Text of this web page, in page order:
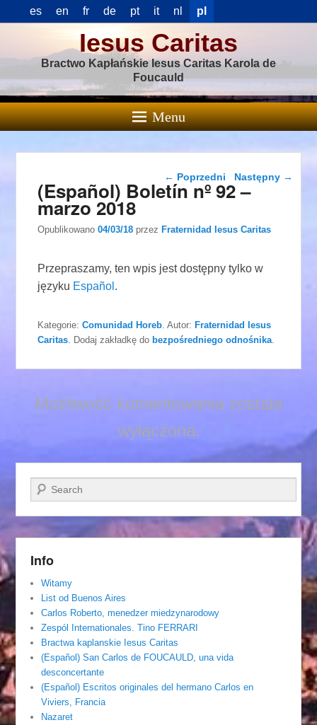
es en fr de pt it nl pl
Iesus Caritas
Bractwo Kapłańskie Iesus Caritas Karola de
Foucauld
Menu
Nawigacja wpisu
← Poprzedni Następny →
(Español) Boletín nº 92 –
marzo 2018
Opublikowano04/03/18 przezFraternidad Iesus Caritas
Przepraszamy, ten wpis jest dostępny tylko w
języku Español .
Kategorie:Comunidad Horeb . Autor:Fraternidad Iesus
Caritas . Dodaj zakładkę do bezpośredniego odnośnika
Możliwość komentowania została
wyłączona.
Szukaj
Info
Witamy
List od Buenos Aires
Carlos Roberto, menedzer miedzynarodowy
Zespól Internationales. Tino FERRARI
Bractwa kaplanskie Iesus Caritas
(Español) San Carlos de FOUCAULD, una vida
desconcertante
(Español) Escritos originales del hermano Carlos en
Viviers, Francia
Nazaret